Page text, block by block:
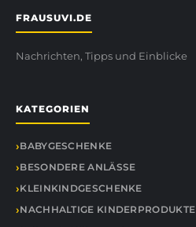
FRAUSUVI.DE
Nachrichten, Tipps und Einblicke
KATEGORIEN
BABYGESCHENKE
BESONDERE ANLÄSSE
KLEINKINDGESCHENKE
NACHHALTIGE KINDERPRODUKTE